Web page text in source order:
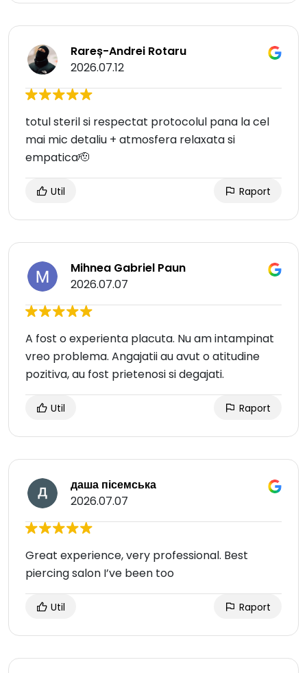
Rareș-Andrei Rotaru
2026.07.12
totul steril si respectat protocolul pana la cel
mai mic detaliu + atmosfera relaxata si
empatica🫡
Util Raport
Mihnea Gabriel Paun
2026.07.07
A fost o experienta placuta. Nu am intampinat
vreo problema. Angajatii au avut o atitudine
pozitiva, au fost prietenosi si degajati.
Util Raport
даша пісемська
2026.07.07
Great experience, very professional. Best
piercing salon I’ve been too
Util Raport